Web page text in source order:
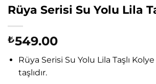
Rüya Serisi Su Yolu Lila
₺549.00
Rüya Serisi Su Yolu Lila Taşlı
taşlıdır.